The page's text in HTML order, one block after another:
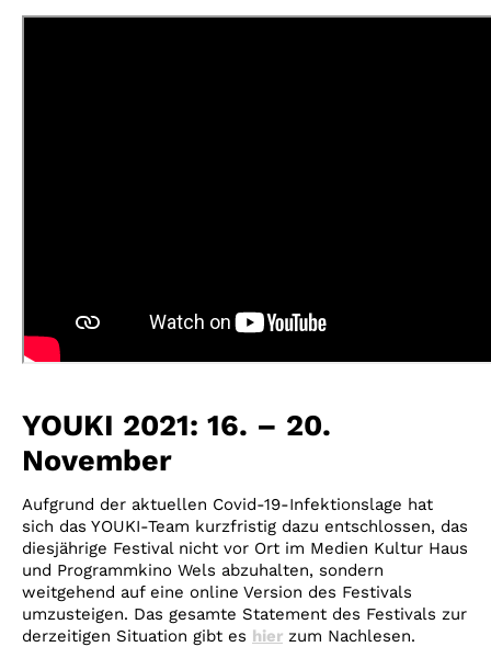
YOUKI 2021: 16. – 20.
November
Aufgrund der aktuellen Covid-19-Infektionslage hat
sich das YOUKI-Team kurzfristig dazu entschlossen, das
diesjährige Festival nicht vor Ort im Medien Kultur Haus
und Programmkino Wels abzuhalten, sondern
weitgehend auf eine online Version des Festivals
umzusteigen. Das gesamte Statement des Festivals zur
derzeitigen Situation gibt es hier zum Nachlesen.